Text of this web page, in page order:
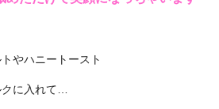
やハニートースト
に入れて…